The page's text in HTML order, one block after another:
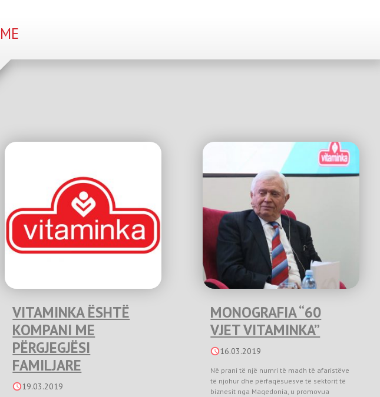
VITAMINKA ËSHTË
KOMPANI ME
PËRGJEGJËSI
FAMILJARE
19.03.2019
MONOGRAFIA “60
VJET VITAMINKA”
16.03.2019
Në prani të një numri të madh të afaristëve
të njohur dhe përfaqësuesve të sektorit të
biznesit nga Maqedonia, u promovua